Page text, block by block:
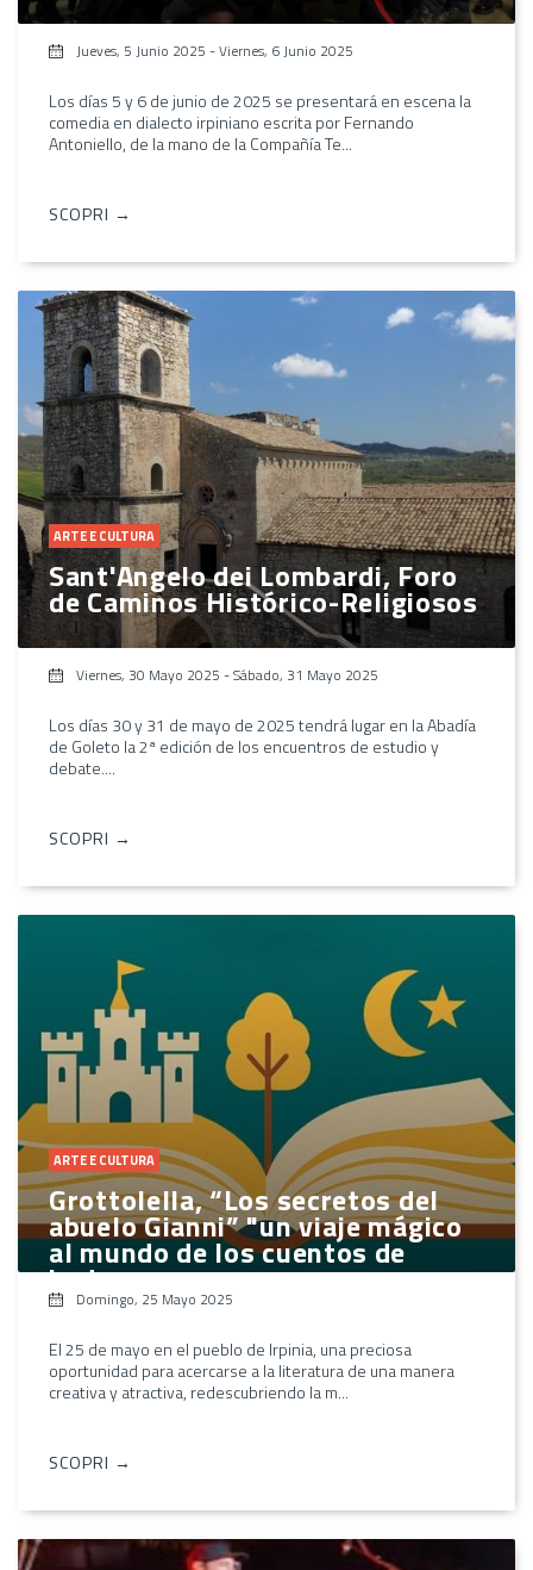
Jueves, 5 Junio 2025 -Viernes, 6 Junio 2025
Los días 5 y 6 de junio de 2025 se presentará en escena la
comedia en dialecto irpiniano escrita por Fernando
Antoniello, de la mano de la Compañía Te...
SCOPRI →
ARTE E CULTURA
Sant'Angelo dei Lombardi, Foro
de Caminos Histórico-Religiosos
Viernes, 30 Mayo 2025 -Sábado, 31 Mayo 2025
Los días 30 y 31 de mayo de 2025 tendrá lugar en la Abadía
de Goleto la 2ª edición de los encuentros de estudio y
debate....
SCOPRI →
ARTE E CULTURA
Grottolella, “Los secretos del
abuelo Gianni” "un viaje mágico
al mundo de los cuentos de
hadas
Domingo, 25 Mayo 2025
El 25 de mayo en el pueblo de Irpinia, una preciosa
oportunidad para acercarse a la literatura de una manera
creativa y atractiva, redescubriendo la m...
SCOPRI →